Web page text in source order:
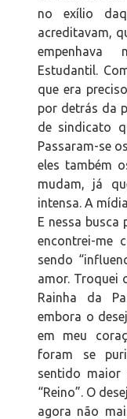
no exílio
acreditavam,
Estudantil.
que era
por detrás da
de sindicato
Passaram-se
eles também
mudam, já
intensa. A
E nessa busca
encontrei-me
sendo
amor. Troquei
Rainha da
embora o
em meu
foram se
sentido maior
“Reino”. O
agora não